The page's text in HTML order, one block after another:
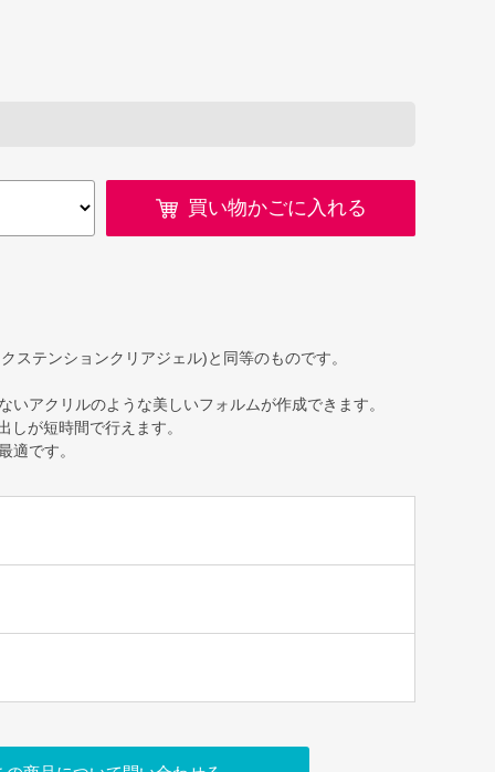
買い物かごに入れる
ステンションクリアジェル)と同等のものです。
いアクリルのような美しいフォルムが作成できます。
しが短時間で行えます。
適です。